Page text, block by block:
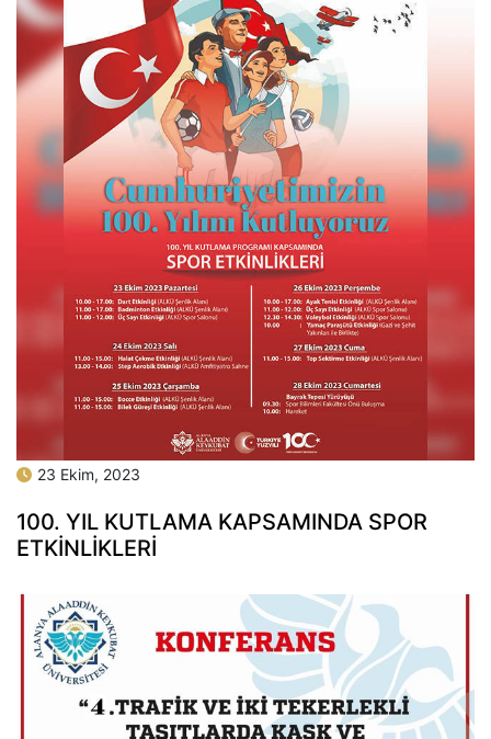
23 Ekim, 2023
100. YIL KUTLAMA KAPSAMINDA SPOR
ETKİNLİKLERİ